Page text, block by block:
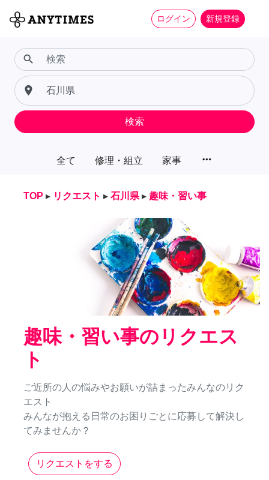
ログイン 新規登録
全て 修理・組立 家事 more_horiz
search
place
検索
TOP ▸ リクエスト ▸ 石川県 ▸ 趣味・習い事
趣味・習い事のリクエス
ト
ご近所の人の悩みやお願いが詰まったみんなのリク
エスト
みんなが抱える日常のお困りごとに応募して解決し
てみませんか？
リクエストをする